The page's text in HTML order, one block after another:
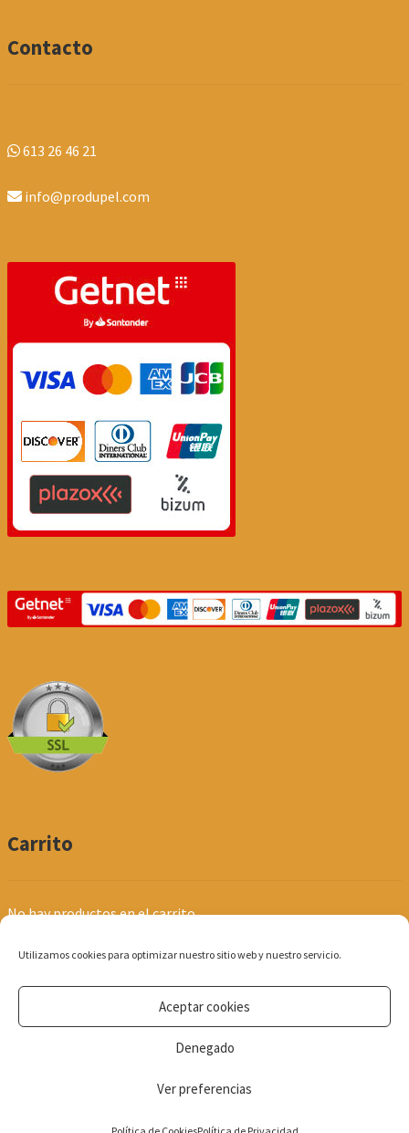
Utilizamos cookies para optimizar nuestro sitio web y nuestro servicio.
Aceptar cookies
Denegado
Ver preferencias
Contacto
613 26 46 21
info@produpel.com
Carrito
No hay productos en el carrito.
© Produpel | Productos de Peluquería y Estética 2026